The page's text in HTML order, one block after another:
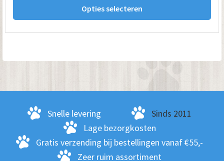
€ 209.00
Opties selecteren
Snelle levering
Sinds 2011
Lage bezorgkosten
Gratis verzending bij bestellingen vanaf €55,-
Zeer ruim assortiment